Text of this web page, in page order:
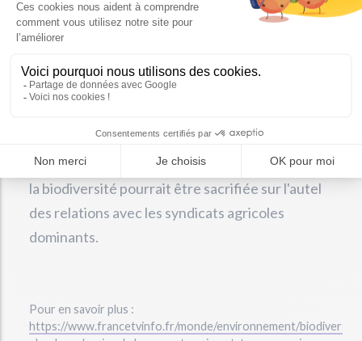
Cette directive gouvernementale est fortement
critiquée, Abel pointant un manque de
fondements scientifiques concernant le soi-
disant 'bon état de conservation' des
certains membres du gouvernement. Il exprime
également des préoccupations selon lesquelles
la biodiversité pourrait être sacrifiée sur l'autel
des relations avec les syndicats agricoles
dominants.
Pour en savoir plus :
https://www.francetvinfo.fr/monde/environnement/